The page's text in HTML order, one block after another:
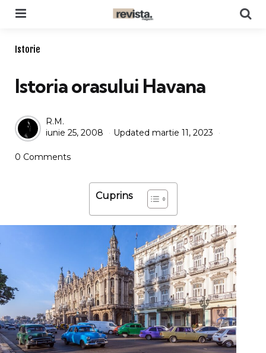
Categories
Istorie
Istoria orasului Havana
Posted
by
R.M.
iunie 25, 2008
Updated martie 11, 2023
0 Comments
Cuprins